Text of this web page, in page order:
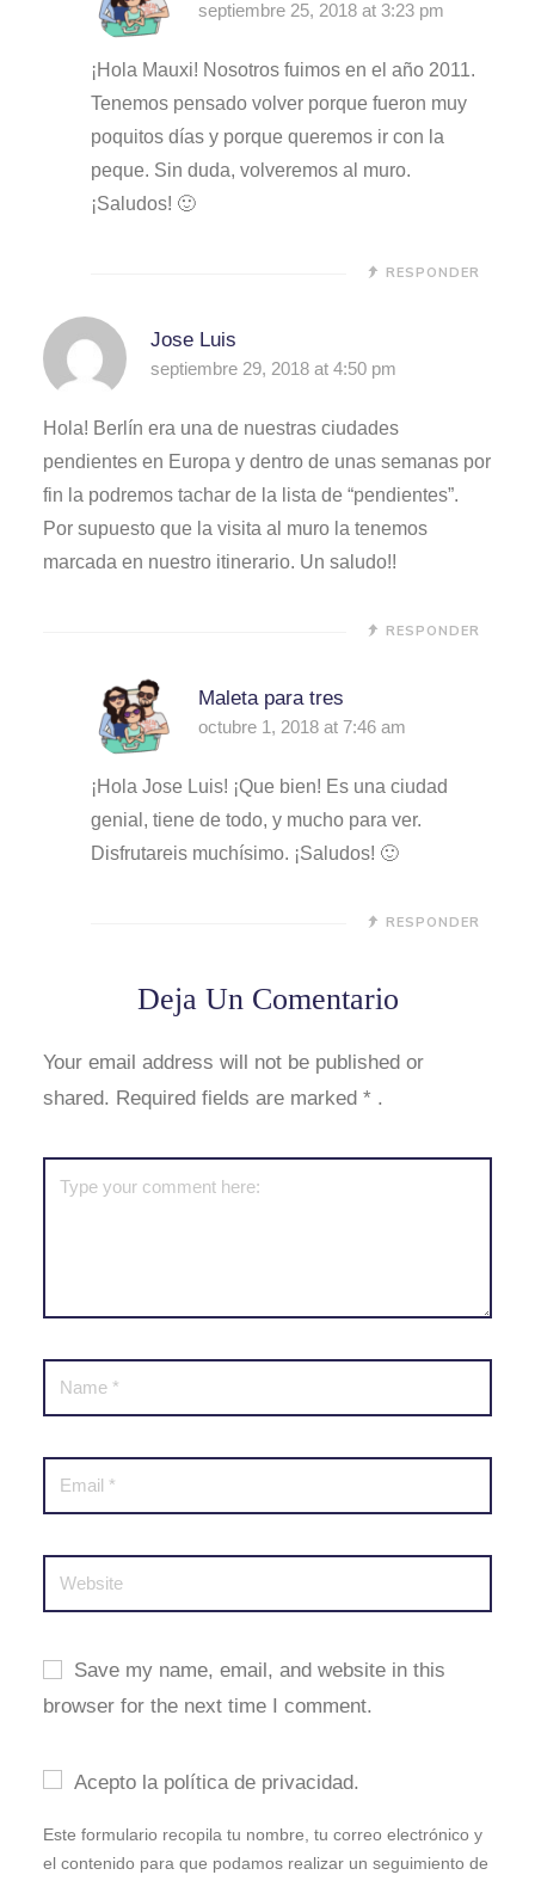
septiembre 25, 2018 at 3:23 pm
¡Hola Mauxi! Nosotros fuimos en el año 2011.
Tenemos pensado volver porque fueron muy
poquitos días y porque queremos ir con la
peque. Sin duda, volveremos al muro.
¡Saludos! 🙂
RESPONDER
Jose Luis
septiembre 29, 2018 at 4:50 pm
Hola! Berlín era una de nuestras ciudades
pendientes en Europa y dentro de unas semanas por
fin la podremos tachar de la lista de “pendientes”.
Por supuesto que la visita al muro la tenemos
marcada en nuestro itinerario. Un saludo!!
RESPONDER
Maleta para tres
octubre 1, 2018 at 7:46 am
¡Hola Jose Luis! ¡Que bien! Es una ciudad
genial, tiene de todo, y mucho para ver.
Disfrutareis muchísimo. ¡Saludos! 🙂
RESPONDER
Deja Un Comentario
Your email address will not be published or
shared. Required fields are marked *.
Save my name, email, and website in this
browser for the next time I comment.
Acepto la política de privacidad.
Este formulario recopila tu nombre, tu correo electrónico y
el contenido para que podamos realizar un seguimiento de